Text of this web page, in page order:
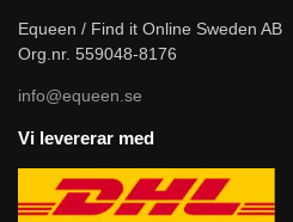
Equeen / Find it Online Sweden AB
Org.nr. 559048-8176
info@equeen.se
Vi levererar med